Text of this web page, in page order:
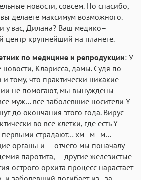
новости, совсем. Но спасибо,
делаете максимум возможного.
у вас, Дилана? Ваш медико–
центр крупнейший на планете.
по медицине и репродукции: У
Кларисса, дамы. Судя по
тому, что практически никакие
не помогают, мы вынуждены
муж… все заболевшие носители Y-
до окончания этого года. Вирус
во все клетки, где есть Y-
первыми страдают… хм–м–м…
органы и — отчего мы поначалу
паротита, — другие железистые
острого орхита процесс нарастает